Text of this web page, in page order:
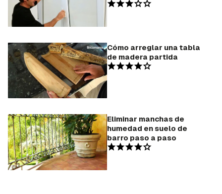
Cómo arreglar una tabla
de madera partida
Eliminar manchas de
humedad en suelo de
barro paso a paso